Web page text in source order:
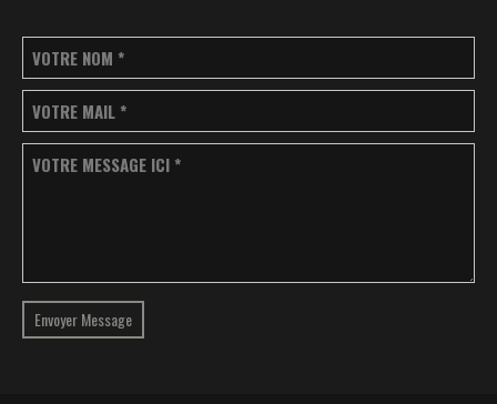
VOTRE NOM *
VOTRE MAIL *
VOTRE MESSAGE ICI *
Envoyer Message